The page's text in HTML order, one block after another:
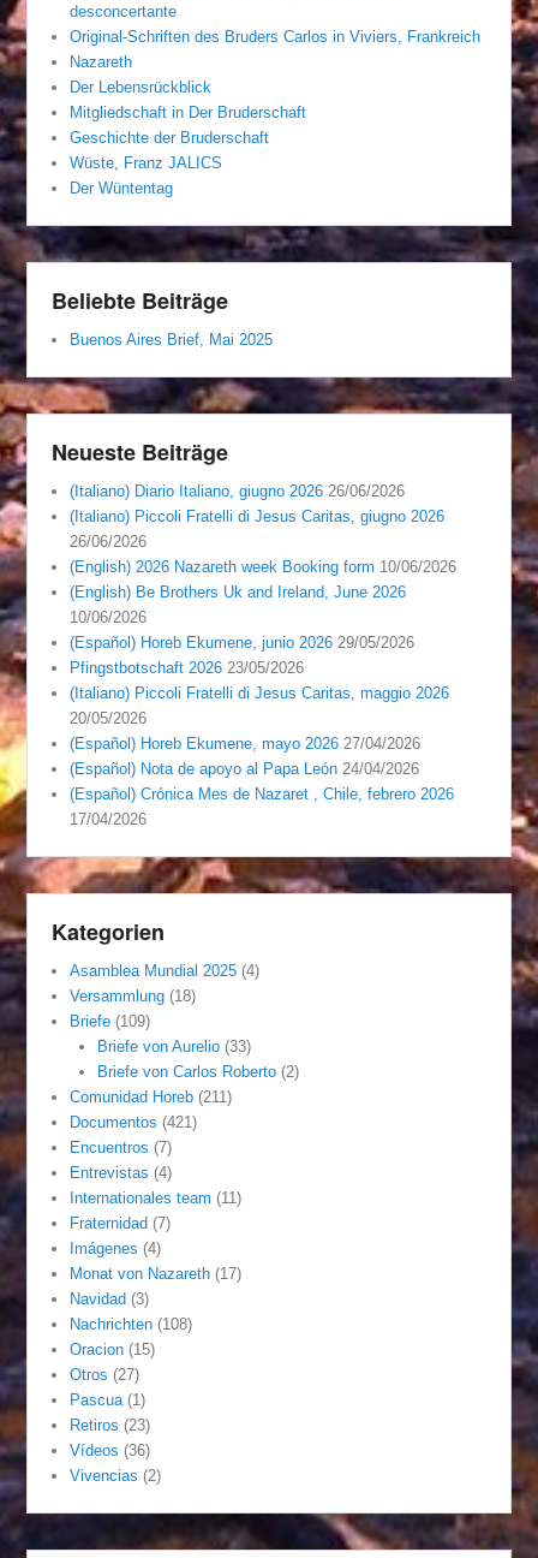
desconcertante
Original-Schriften des Bruders Carlos in Viviers, Frankreich
Nazareth
Der Lebensrückblick
Mitgliedschaft in Der Bruderschaft
Geschichte der Bruderschaft
Wüste, Franz JALICS
Der Wüntentag
Beliebte Beiträge
Buenos Aires Brief, Mai 2025
Neueste Beiträge
(Italiano) Diario Italiano, giugno 2026 26/06/2026
(Italiano) Piccoli Fratelli di Jesus Caritas, giugno 2026
26/06/2026
(English) 2026 Nazareth week Booking form 10/06/2026
(English) Be Brothers Uk and Ireland, June 2026
10/06/2026
(Español) Horeb Ekumene, junio 2026 29/05/2026
Pfingstbotschaft 2026 23/05/2026
(Italiano) Piccoli Fratelli di Jesus Caritas, maggio 2026
20/05/2026
(Español) Horeb Ekumene, mayo 2026 27/04/2026
(Español) Nota de apoyo al Papa León 24/04/2026
(Español) Crónica Mes de Nazaret , Chile, febrero 2026
17/04/2026
Kategorien
Asamblea Mundial 2025 (4)
Versammlung (18)
Briefe (109)
Briefe von Aurelio(33)
Briefe von Carlos Roberto(2)
Comunidad Horeb (211)
Documentos (421)
Encuentros (7)
Entrevistas (4)
Internationales team (11)
Fraternidad (7)
Imágenes (4)
Monat von Nazareth (17)
Navidad (3)
Nachrichten (108)
Oracion (15)
Otros (27)
Pascua (1)
Retiros (23)
Vídeos (36)
Vivencias (2)